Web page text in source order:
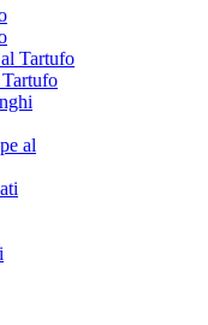
Tartufo
al